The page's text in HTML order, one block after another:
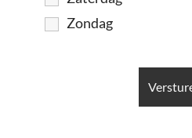
Zondag